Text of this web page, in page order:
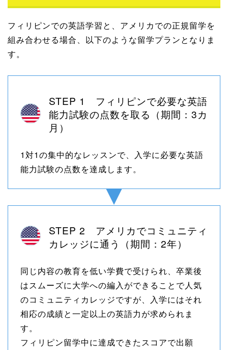
フィリピンでの英語学習と、アメリカでの正規留学を
組み合わせる場合、以下のような留学プランとなりま
す。
STEP 1 フィリピンで必要な英語
能力試験の点数を取る（期間：3カ
月）
1対1の集中的なレッスンで、入学に必要な英語
能力試験の点数を達成します。
STEP 2 アメリカでコミュニティ
カレッジに通う（期間：2年）
同じ内容の教育を低い学費で受けられ、卒業後
はスムーズに大学への編入ができることで人気
のコミュニティカレッジですが、入学にはそれ
相応の成績と一定以上の英語力が求められま
す。
フィリピン留学中に達成できたスコアで出願